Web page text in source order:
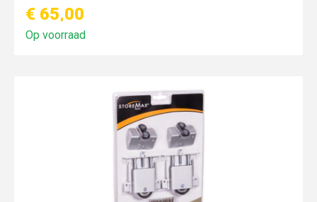
€ 65,00
Op voorraad